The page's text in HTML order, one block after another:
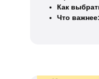
Как
Что